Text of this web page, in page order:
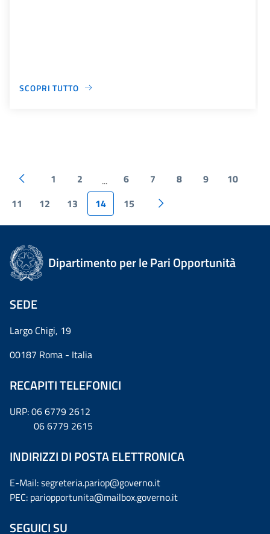
SCOPRI TUTTO
1 2 ... 6 7 8 9
10
11
12 13 14 15
Dipartimento per le Pari Opportunità
SEDE
Largo Chigi, 19
00187 Roma - Italia
RECAPITI TELEFONICI
URP: 06 6779 2612
06 6779 2615
INDIRIZZI DI POSTA ELETTRONICA
E-Mail: segreteria.pariop@governo.it
PEC: pariopportunita@mailbox.governo.it
SEGUICI SU